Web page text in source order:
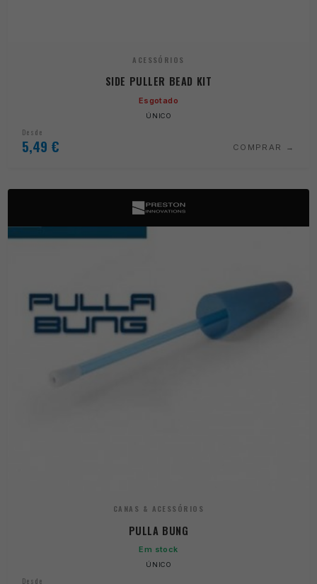
ACESSÓRIOS
SIDE PULLER BEAD KIT
Esgotado
ÚNICO
Desde
5,49 € COMPRAR
CANAS & ACESSÓRIOS
PULLA BUNG
Em stock
ÚNICO
Desde